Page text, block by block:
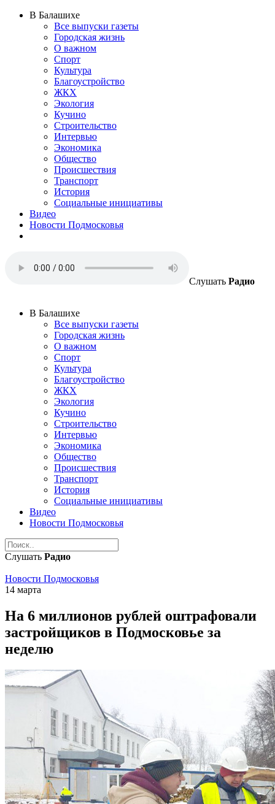
В Балашихе
Все выпуски газеты
Городская жизнь
О важном
Спорт
Культура
Благоустройство
ЖКХ
Экология
Кучино
Строительство
Интервью
Экономика
Общество
Происшествия
Транспорт
История
Социальные инициативы
Видео
Новости Подмосковья
Слушать Радио
В Балашихе
Все выпуски газеты
Городская жизнь
О важном
Спорт
Культура
Благоустройство
ЖКХ
Экология
Кучино
Строительство
Интервью
Экономика
Общество
Происшествия
Транспорт
История
Социальные инициативы
Видео
Новости Подмосковья
Слушать Радио
Новости Подмосковья
14 марта
На 6 миллионов рублей оштрафовали
застройщиков в Подмосковье за
неделю